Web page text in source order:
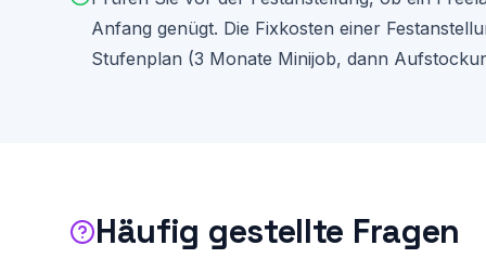
Anfang genügt. Die Fixkosten einer
Stufenplan (3 Monate Minijob, dann
Häufig gestellte Fragen